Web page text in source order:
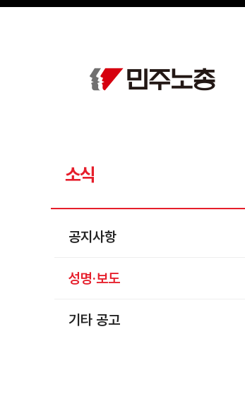
메뉴 건너뛰기
소식
공지사항
성명·보도
기타 공고
Sketchbook5, 스케치북5
Sketchbook5, 스케치북5